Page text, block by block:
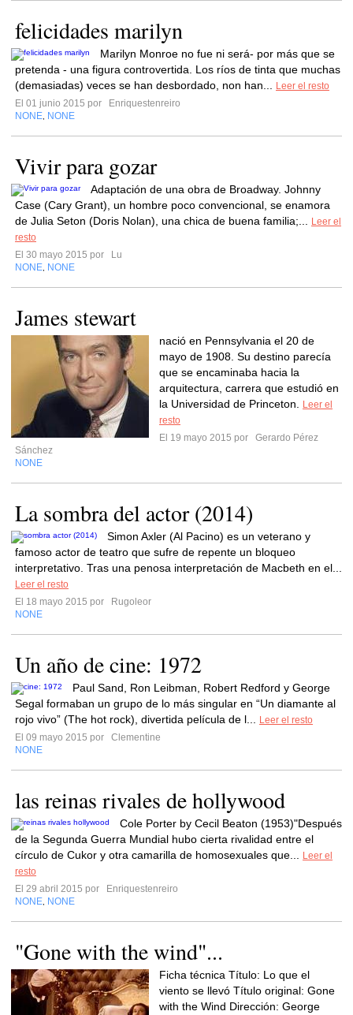
felicidades marilyn
Marilyn Monroe no fue ni será- por más que se
pretenda - una figura controvertida. Los ríos de tinta que muchas
(demasiadas) veces se han desbordado, non han...
Leer el resto
El 01 junio 2015 por
Enriquestenreiro
NONE NONE
Vivir para gozar
Adaptación de una obra de Broadway. Johnny
Case (Cary Grant), un hombre poco convencional, se enamora
de Julia Seton (Doris Nolan), una chica de buena familia;...
Leer el
resto
El 30 mayo 2015 por
Lu
NONE NONE
James stewart
nació en Pennsylvania el 20 de
mayo de 1908. Su destino parecía
que se encaminaba hacia la
arquitectura, carrera que estudió en
la Universidad de Princeton.
Leer el
resto
El 19 mayo 2015 por
Gerardo Pérez
Sánchez
NONE
La sombra del actor (2014)
Simon Axler (Al Pacino) es un veterano y
famoso actor de teatro que sufre de repente un bloqueo
interpretativo. Tras una penosa interpretación de Macbeth en el...
Leer el resto
El 18 mayo 2015 por
Rugoleor
NONE
Un año de cine: 1972
Paul Sand, Ron Leibman, Robert Redford y George
Segal formaban un grupo de lo más singular en “Un diamante al
rojo vivo” (The hot rock), divertida película de l...
Leer el resto
El 09 mayo 2015 por
Clementine
NONE
las reinas rivales de hollywood
Cole Porter by Cecil Beaton (1953)"Después
de la Segunda Guerra Mundial hubo cierta rivalidad entre el
círculo de Cukor y otra camarilla de homosexuales que...
Leer el
resto
El 29 abril 2015 por
Enriquestenreiro
NONE NONE
"Gone with the wind"...
Ficha técnica Título: Lo que el
viento se llevó Título original: Gone
with the Wind Dirección: George